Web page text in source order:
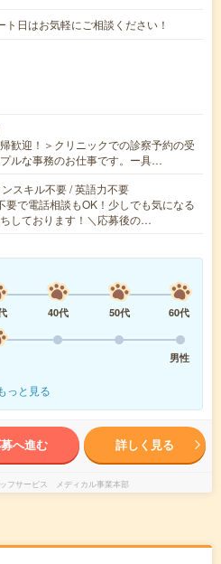
日はお気軽にご相談ください！
歓迎！＞クリニックでの診察予約の受
ルな事務のお仕事です。ー具…
スキル不要 / 英語力不要
要で電話相談もOK！少しでも気になる
しております！＼応募後の…
40代 50代
60代
男性
っと見る
へ進む 詳しく見る
フサービス メディカル事業本部